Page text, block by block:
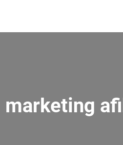
marketing